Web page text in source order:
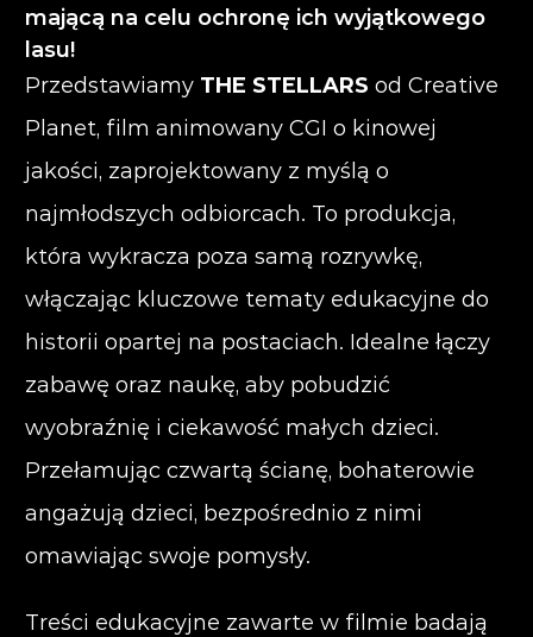
mającą na celu ochronę ich wyjątkowego
lasu!
Przedstawiamy THE STELLARS od Creative
Planet, film animowany CGI o kinowej
jakości, zaprojektowany z myślą o
najmłodszych odbiorcach. To produkcja,
która wykracza poza samą rozrywkę,
włączając kluczowe tematy edukacyjne do
historii opartej na postaciach. Idealne łączy
zabawę oraz naukę, aby pobudzić
wyobraźnię i ciekawość małych dzieci.
Przełamując czwartą ścianę, bohaterowie
angażują dzieci, bezpośrednio z nimi
omawiając swoje pomysły.
Treści edukacyjne zawarte w filmie badają